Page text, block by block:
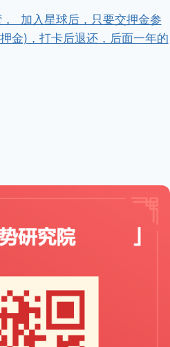
加入星球后，只要交押金参
金)，打卡后退还，后面一年的